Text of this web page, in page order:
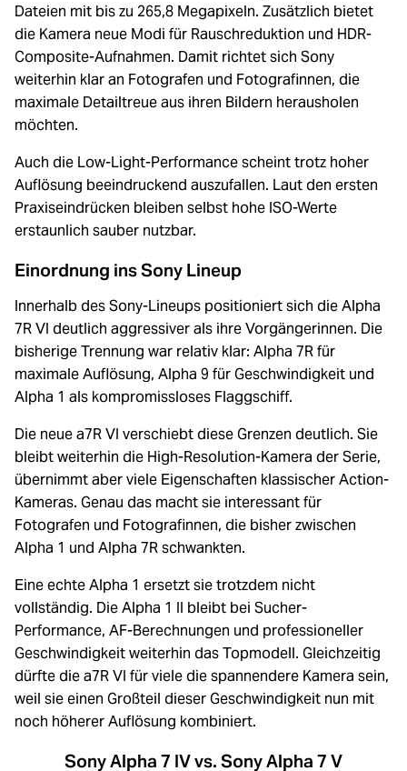
Dateien mit bis zu 265,8 Megapixeln. Zusätzlich bietet
die Kamera neue Modi für Rauschreduktion und HDR-
Composite-Aufnahmen. Damit richtet sich Sony
weiterhin klar an Fotografen und Fotografinnen, die
maximale Detailtreue aus ihren Bildern herausholen
möchten.
Auch die Low-Light-Performance scheint trotz hoher
Auflösung beeindruckend auszufallen. Laut den ersten
Praxiseindrücken bleiben selbst hohe ISO-Werte
erstaunlich sauber nutzbar.
Einordnung ins Sony Lineup
Innerhalb des Sony-Lineups positioniert sich die Alpha
7R VI deutlich aggressiver als ihre Vorgängerinnen. Die
bisherige Trennung war relativ klar: Alpha 7R für
maximale Auflösung, Alpha 9 für Geschwindigkeit und
Alpha 1 als kompromissloses Flaggschiff.
Die neue a7R VI verschiebt diese Grenzen deutlich. Sie
bleibt weiterhin die High-Resolution-Kamera der Serie,
übernimmt aber viele Eigenschaften klassischer Action-
Kameras. Genau das macht sie interessant für
Fotografen und Fotografinnen, die bisher zwischen
Alpha 1 und Alpha 7R schwankten.
Eine echte Alpha 1 ersetzt sie trotzdem nicht
vollständig. Die Alpha 1 II bleibt bei Sucher-
Performance, AF-Berechnungen und professioneller
Geschwindigkeit weiterhin das Topmodell. Gleichzeitig
dürfte die a7R VI für viele die spannendere Kamera sein,
weil sie einen Großteil dieser Geschwindigkeit nun mit
noch höherer Auflösung kombiniert.
Sony Alpha 7 IV vs. Sony Alpha 7 V